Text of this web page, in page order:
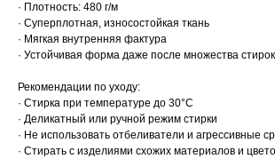
· Плотность: 480 г/м
· Суперплотная, износостойкая ткань
· Мягкая внутренняя фактура
· Устойчивая форма даже после множества стирок
Рекомендации по уходу:
· Стирка при температуре до 30°C
· Деликатный или ручной режим стирки
· Не использовать отбеливатели и агрессивные
· Стирать с изделиями схожих материалов и